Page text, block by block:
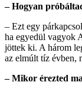
– Hogyan
– Ezt egy
ha egyedül vagyok
jöttek ki. A három
az elmúlt tíz évben,
– Mikor érezted